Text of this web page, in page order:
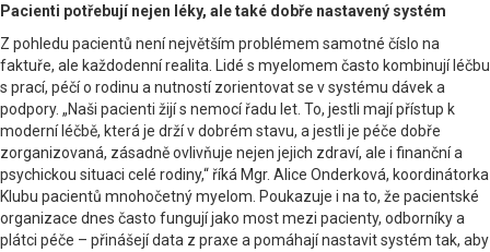
Pacienti potřebují nejen léky, ale také dobře nastavený systém
Z pohledu pacientů není největším problémem samotné číslo na
faktuře, ale každodenní realita. Lidé s myelomem často kombinují léčbu
s prací, péčí o rodinu a nutností zorientovat se v systému dávek a
podpory. „Naši pacienti žijí s nemocí řadu let. To, jestli mají přístup k
moderní léčbě, která je drží v dobrém stavu, a jestli je péče dobře
zorganizovaná, zásadně ovlivňuje nejen jejich zdraví, ale i finanční a
psychickou situaci celé rodiny,“ říká Mgr. Alice Onderková, koordinátorka
Klubu pacientů mnohočetný myelom. Poukazuje i na to, že pacientské
organizace dnes často fungují jako most mezi pacienty, odborníky a
plátci péče – přinášejí data z praxe a pomáhají nastavit systém tak, aby